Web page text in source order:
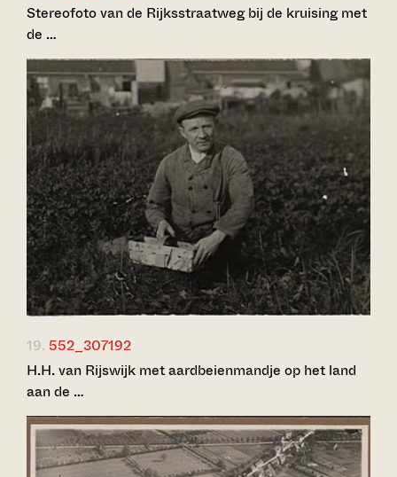
Stereofoto van de Rijksstraatweg bij de kruising met
de …
19. 552_307192
H.H. van Rijswijk met aardbeienmandje op het land
aan de …